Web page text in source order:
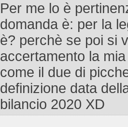
Per me lo è
domanda è: per la
è? perchè se poi si
accertamento la
come il due di
definizione data
bilancio 2020 XD